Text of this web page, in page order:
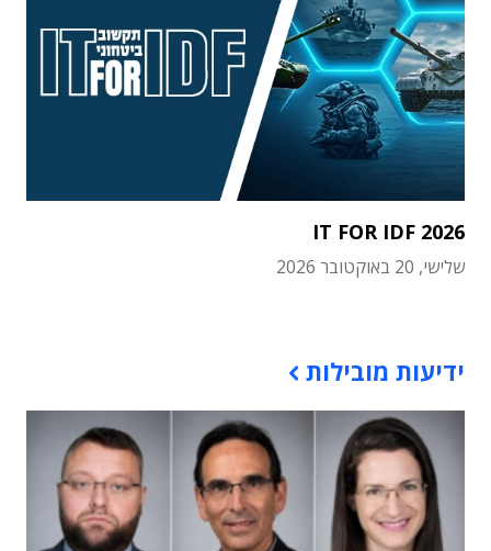
IT FOR IDF 2026
שלישי, 20 באוקטובר 2026
ידיעות מובילות